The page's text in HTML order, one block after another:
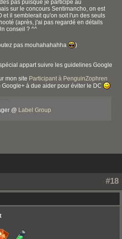
pas puisque je participe au
sur le concours Sentimancho, on est
et il semblerait qu'on soit l'un des seuls
(après, j'ai pas regardé en détails
conseil ? ^^
pas mouhahahahha )
appart suivre les guidelines Google
mon site Participant à PenguinZophren
à due aider pour éviter le DC
@ Label Group
#18